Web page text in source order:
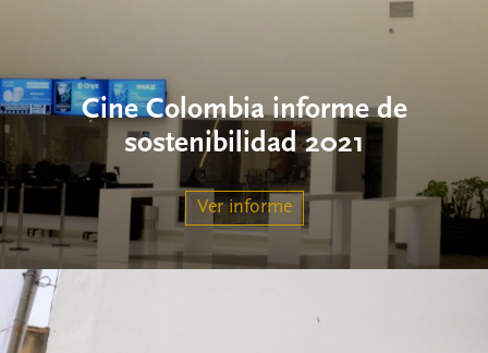
Cine Colombia informe de
sostenibilidad 2021
Ver informe